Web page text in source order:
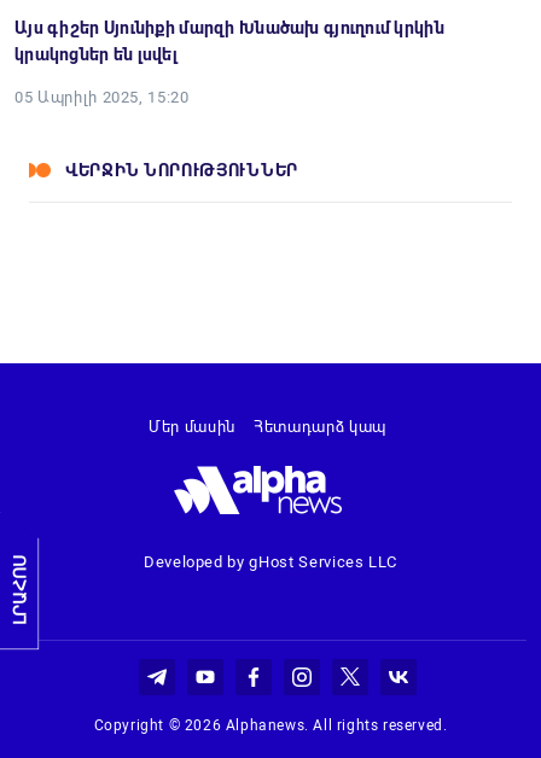
Այս գիշեր Սյունիքի մարզի Խնածախ գյուղում կրկին
կրակոցներ են լսվել
05 Ապրիլի 2025, 15:20
ՎԵՐՋԻՆ ՆՈՐՈՒԹՅՈՒՆՆԵՐ
ԼՐԱՀՈՍ Developed by gHost Services LLC
Մեր մասին Հետադարձ կապ
Copyright © 2026 Alphanews. All rights reserved.